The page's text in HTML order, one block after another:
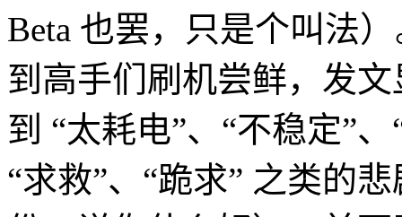
Beta 也罢，只是个叫法
到高手们刷机尝鲜，发
到 “太耗电”、“不稳定”
“求救”、“跪求” 之类的